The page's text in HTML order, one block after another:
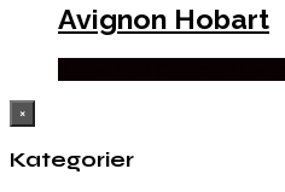
Avignon Hobart
×
Kategorier